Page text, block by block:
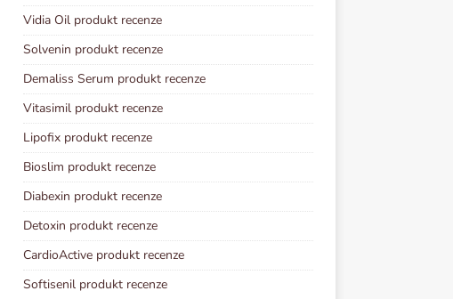
Vidia Oil produkt recenze
Solvenin produkt recenze
Demaliss Serum produkt recenze
Vitasimil produkt recenze
Lipofix produkt recenze
Bioslim produkt recenze
Diabexin produkt recenze
Detoxin produkt recenze
CardioActive produkt recenze
Softisenil produkt recenze